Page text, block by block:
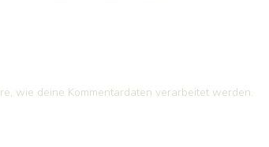
wie deine Kommentardaten verarbeitet werden.